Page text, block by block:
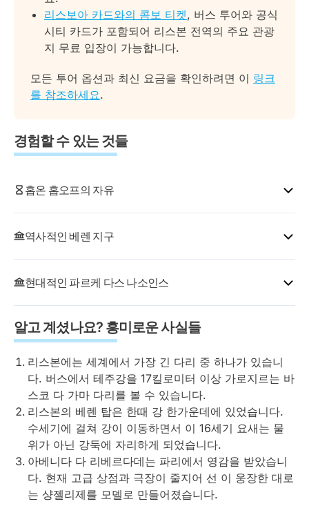
레스타우라도레스
호시우 광장
그라사 지구
국립 판테온 / 벼룩시장
베아토 크리에이티브 허브
바스코 다 가마 쇼핑센터
FIL 전시 센터
바스코 다 가마 타워 / 미리아드 호텔
힐스 트램카 투어 (올인원 티켓 전용)
이 투어는 코메르시오 광장에서 출발하여 알파마, 그라사,
일반 버스가 갈 수 없는 구불구불한 언덕 거리를 포함한
리스본의 가장 아름다운 동네를 안내합니다. 전체 경치를
즐길 수 있도록 정류장 없이 운행됩니다.
옐로우 보트 투어 (올인원 티켓 전용)
2개 정류장이 있는 1.5시간의 여유로운 테주강 리버 크루
즈:
테레이로 도 파소 (술 에 수에스테 터미널)
베렌 MAAT
리스보아 카드와의 콤보 티켓, 버스 투어와 공식
시티 카드가 포함되어 리스본 전역의 주요 관광
지 무료 입장이 가능합니다.
모든 투어 옵션과 최신 요금을 확인하려면 이 링크
를 참조하세요.
경험할 수 있는 것들
홉온 홉오프의 자유
어는 없습니다. 각 관광지에서 원하는 만큼 내려서 시간을
어떤 관광지를 더 자세히 탐험할지 자유롭게 선택하고, 근
처 카페에서 점심을 먹거나 흥미를 끄는 주변 지역을 구경
할 수도 있습니다. 30분마다 루트를 운행하는 버스에 언
티켓은 탑승 시부터 24시간, 48시간, 72시간, 96시간 유
효하므로 발이 피곤해지면 그날은 마무리하고 다음 날 아
침에 다시 버스를 탈 수도 있습니다.
역사적인 베렌 지구
에서 포르투갈의 탐험 황금기를 경험해보세요. 버스는 완
엘 양식 건축의 걸작, 장엄한 제로니모스 수도원 옆을 지
납니다. 정교한 석조 조각들이 포르투갈 대항해 시대의 이
웅장한 베렌 탑이 동화 속 요새처럼 테주강 강변에서 솟아
오릅니다. 16세기에 지어진 이 방어 탑은 돌아오는 탐험
가들을 맞이했고, 이제는 좁은 나선형 계단을 올라 강의
전경을 감상하도록 여러분을 초대합니다. 탐험가, 항해사,
학자들의 33개 조각상이 역사의 바다로 출항하려는 발견
의 기념비도 놓치지 마세요.
마차 박물관 정류장에서 내려 포르투갈 왕실을 운반했
현대적인 파르케 다스 나소인스
스본의 현대적인 면모를 경험하세요. 산티아고 칼라트라
한 흰 새가 날아오르는 것처럼 보입니다. 이 초현대적인
지구는 바스코 다 가마 타워와 거대한 바스코 다 가마 쇼
핑센터로 포르투갈의 건축적 야망을 보여줍니다.
해양수족관은 유럽에서 두 번째로 큰 수족관으로, 상어,
가오리, 수천 마리의 형형색색의 물고기에 둘러싸인 수중
터널을 걷게 됩니다. 중앙 수조는 500만 리터의 물을 담
고 있으며 탁 트인 바다 환경을 재현합니다.
알고 계셨나요? 흥미로운 사실들
리스본에는 세계에서 가장 긴 다리 중 하나가 있습니
다. 버스에서 테주강을 17킬로미터 이상 가로지르는 바
스코 다 가마 다리를 볼 수 있습니다.
리스본의 베렌 탑은 한때 강 한가운데에 있었습니다.
수세기에 걸쳐 강이 이동하면서 이 16세기 요새는 물
위가 아닌 강둑에 자리하게 되었습니다.
아베니다 다 리베르다데는 파리에서 영감을 받았습니
다. 현재 고급 상점과 극장이 줄지어 선 이 웅장한 대로
는 샹젤리제를 모델로 만들어졌습니다.